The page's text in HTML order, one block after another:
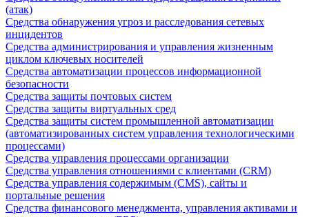
(атак)
Средства обнаружения угроз и расследования сетевых
инцидентов
Средства администрирования и управления жизненным
циклом ключевых носителей
Средства автоматизации процессов информационной
безопасности
Средства защиты почтовых систем
Средства защиты виртуальных сред
Средства защиты систем промышленной автоматизации
(автоматизированных систем управления технологическими
процессами)
Средства управления процессами организации
Средства управления отношениями с клиентами (CRM)
Средства управления содержимым (CMS), сайты и
портальные решения
Средства финансового менеджмента, управления активами и